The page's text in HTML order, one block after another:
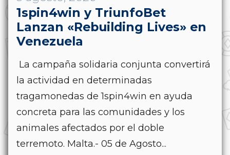
1spin4win y TriunfoBet
Lanzan «Rebuilding Lives» en
Venezuela
La campaña solidaria conjunta convertirá
la actividad en determinadas
tragamonedas de 1spin4win en ayuda
concreta para las comunidades y los
animales afectados por el doble
terremoto. Malta.- 05 de Agosto...